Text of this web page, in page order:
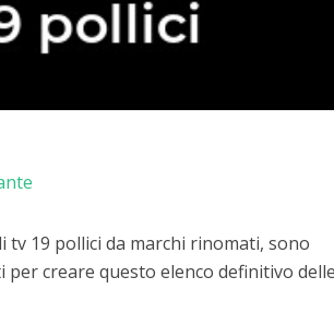
tv 19 pollici da marchi rinomati, sono
creare questo elenco definitivo delle